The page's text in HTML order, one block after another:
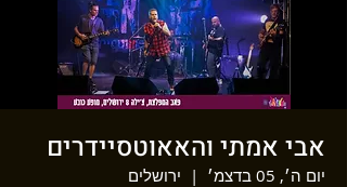
אבי אמתי והאאוטסיידרים
יום ה׳, 05 בדצמ׳
  |
ירושלים